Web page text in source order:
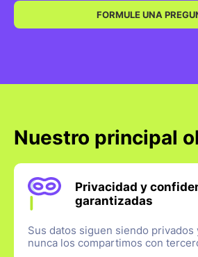
FORMULE UNA
Nuestro principal
Privacidad y
garantizadas
Sus datos siguen siendo privados
nunca los compartimos con